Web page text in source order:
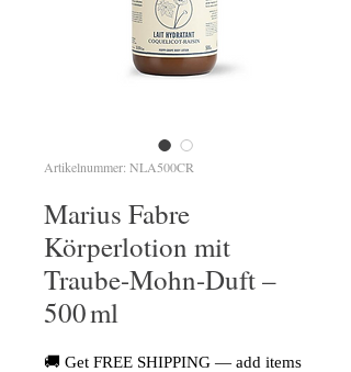
Artikelnummer: NLA500CR
Marius Fabre
Körperlotion mit
Traube-Mohn-Duft –
500 ml
🚚 Get FREE SHIPPING — add items